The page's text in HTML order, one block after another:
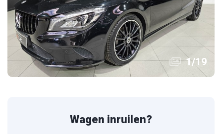
1/19
Wagen inruilen?